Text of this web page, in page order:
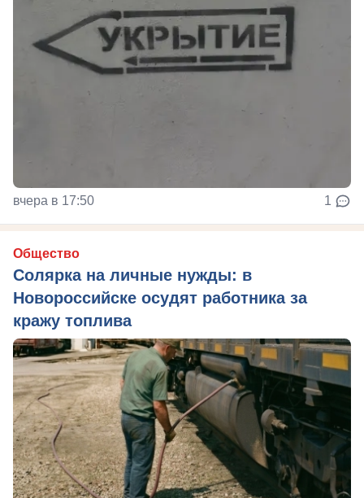
вчера в 17:50 1
Общество
Солярка на личные нужды: в
Новороссийске осудят работника за
кражу топлива